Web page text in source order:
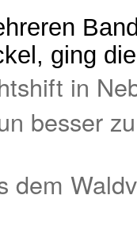
ging
in
besser
dem